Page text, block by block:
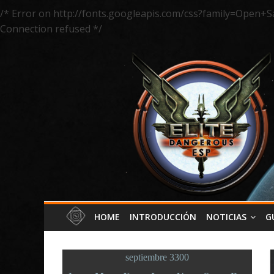
/* Error on http://fonts.googleapis.com/
Connection refused */
HOME INTRODUCCIÓN NOTICIAS
septiembre 3300